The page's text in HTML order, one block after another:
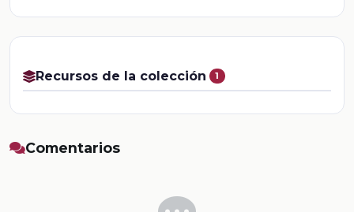
Recursos de la colección 1
Comentarios